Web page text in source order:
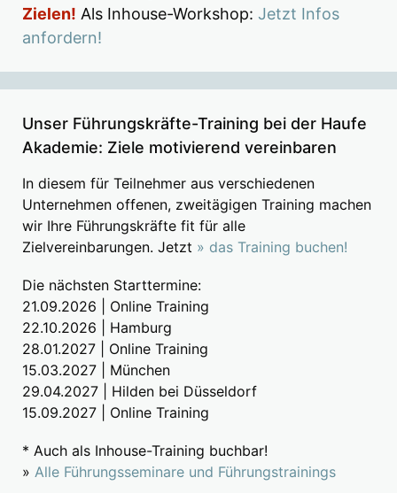
Zielen! Als Inhouse-Workshop: Jetzt Infos
anfordern!
Unser Führungskräfte-Training bei der Haufe
Akademie: Ziele motivierend vereinbaren
In diesem für Teilnehmer aus verschiedenen
Unternehmen offenen, zweitägigen Training machen
wir Ihre Führungskräfte fit für alle
Zielvereinbarungen. Jetzt » das Training buchen!
Die nächsten Starttermine:
21.09.2026 | Online Training
22.10.2026 | Hamburg
28.01.2027 | Online Training
15.03.2027 | München
29.04.2027 | Hilden bei Düsseldorf
15.09.2027 | Online Training
* Auch als Inhouse-Training buchbar!
» Alle Führungsseminare und Führungstrainings